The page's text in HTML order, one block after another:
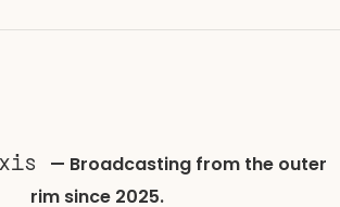
— Broadcasting from the outer
rim since 2025.